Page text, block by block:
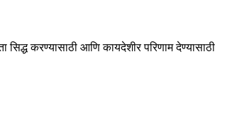
करण्यासाठी आणि कायदेशीर परिणाम देण्यासाठी